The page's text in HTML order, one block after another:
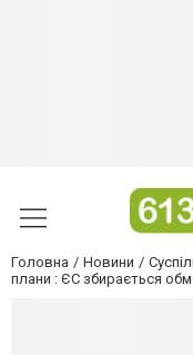
Головна Новини
плани : ЄС збирається